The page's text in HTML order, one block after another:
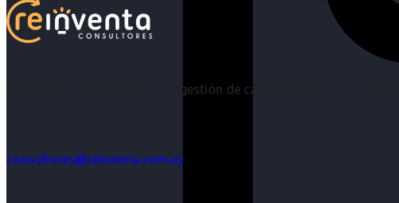
Acompañar a empresas en su gestión de capital humano y
consultores@reinventa.com.uy